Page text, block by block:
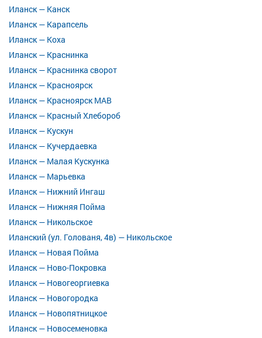
Иланск — Канск
Иланск — Карапсель
Иланск — Коха
Иланск — Краснинка
Иланск — Краснинка сворот
Иланск — Красноярск
Иланск — Красноярск МАВ
Иланск — Красный Хлебороб
Иланск — Кускун
Иланск — Кучердаевка
Иланск — Малая Кускунка
Иланск — Марьевка
Иланск — Нижний Ингаш
Иланск — Нижняя Пойма
Иланск — Никольское
Иланский (ул. Голованя, 4в) — Никольское
Иланск — Новая Пойма
Иланск — Ново-Покровка
Иланск — Новогеоргиевка
Иланск — Новогородка
Иланск — Новопятницкое
Иланск — Новосеменовка